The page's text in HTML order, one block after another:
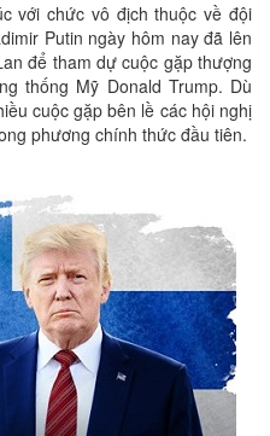
với chức vô địch thuộc về đội
Putin ngày hôm nay đã lên
để tham dự cuộc gặp thượng
thống Mỹ Donald Trump. Dù
cuộc gặp bên lề các hội nghị
phương chính thức đầu tiên.